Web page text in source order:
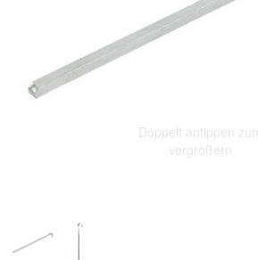
Doppelt antippen zum
vergrößern